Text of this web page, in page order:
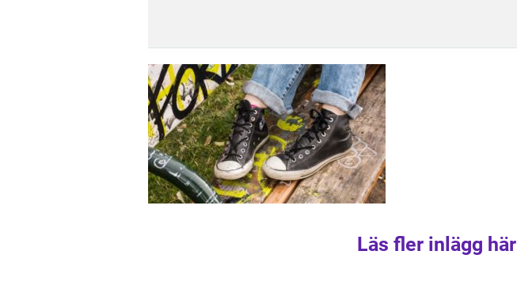
Läs fler inlägg här